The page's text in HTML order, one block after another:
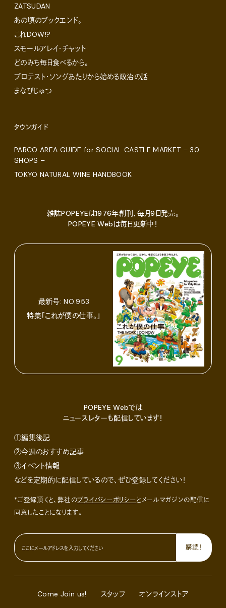
ZATSUDAN
あの頃のブックエンド。
これDOW!?
スモールアレイ・チャット
どのみち毎日食べるから。
プロテスト・ソングあたりから始める政治の話
まなびじゅつ
タウンガイド
PARCO AREA GUIDE for SOCIAL CASTLE MARKET – 30
SHOPS –
TOKYO NATURAL WINE HANDBOOK
雑誌POPEYEは1976年創刊、毎月9日発売。
POPEYE Webは毎日更新中！
最新号: NO.953
特集「これが僕の仕事。」
POPEYE Webでは
ニュースレターも配信しています！
①編集後記
②今週のおすすめ記事
③イベント情報
などを定期的に配信しているので、ぜひ登録してください！
*ご登録頂くと、弊社のプライバシーポリシーとメールマガジンの配信に
同意したことになります。
Come Join us! スタッフ オンラインストア